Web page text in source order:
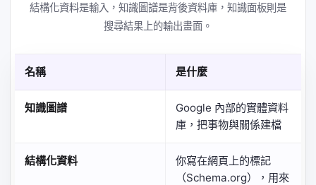
結構化資料是輸入，知識圖譜是背後資料庫，知識面板則是
搜尋結果上的輸出畫面。
名稱 是什麼
知識圖譜
Google 內部的實體資料
庫，把事物與關係建檔
結構化資料
你寫在網頁上的標記
（Schema.org），用來